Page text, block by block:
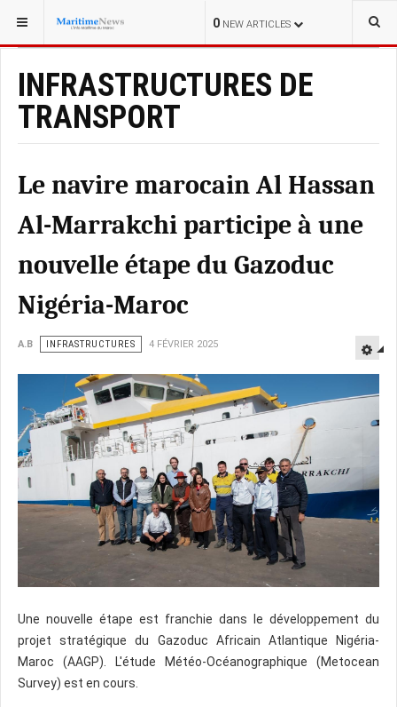
0 NEW ARTICLES
INFRASTRUCTURES DE
TRANSPORT
Le navire marocain Al Hassan
Al-Marrakchi participe à une
nouvelle étape du Gazoduc
Nigéria-Maroc
A.B INFRASTRUCTURES 4 FÉVRIER 2025
Une nouvelle étape est franchie dans le développement du
projet stratégique du Gazoduc Africain Atlantique Nigéria-
Maroc (AAGP). L'étude Météo-Océanographique (Metocean
Survey) est en cours.